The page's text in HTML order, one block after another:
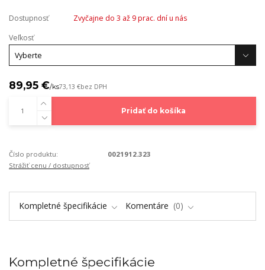
Dostupnosť
Zvyčajne do 3 až 9 prac. dní u nás
Veľkosť
89,95 €/ks73,13 €bez DPH
Pridať do košíka
Číslo produktu:
0021912.323
Strážiť cenu / dostupnosť
Kompletné špecifikácie Komentáre 0
Kompletné špecifikácie